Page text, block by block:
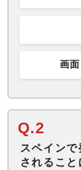
画
Q.2
スペイン
されるこ